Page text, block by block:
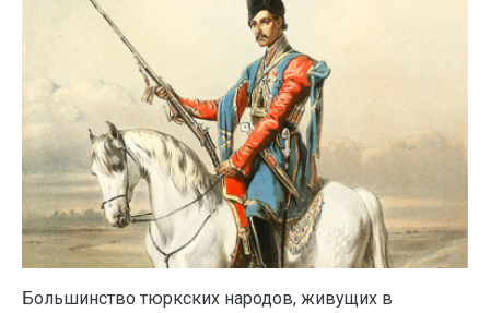
Большинство тюркских народов, живущих в